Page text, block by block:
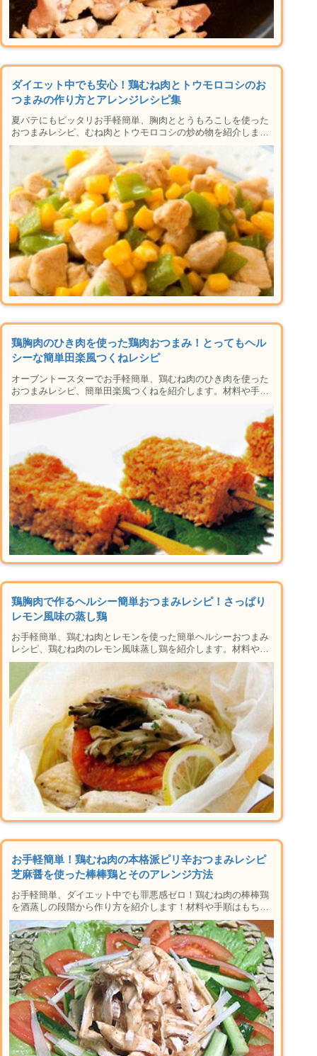
ダイエット中でも安心！鶏むね肉とトウモロコシのお
つまみの作り方とアレンジレシピ集
夏バテにもピッタリお手軽簡単、胸肉ととうもろこしを使った
おつまみレシピ、むね肉とトウモロコシの炒め物を紹介しま
す。材料や手順はもちろん、焼き方や下準備のコツ、無限に広
がるアレンジレシピ、保存方法など楽しい晩酌タイムに必要な
情報が盛りだくさん。レンジがあれば家で本格居酒屋鶏肉おつ
まみメニューができちゃう人気のシリーズです！
鶏胸肉のひき肉を使った鶏肉おつまみ！とってもヘル
シーな簡単田楽風つくねレシピ
オーブントースターでお手軽簡単、鶏むね肉のひき肉を使った
おつまみレシピ、簡単田楽風つくねを紹介します。材料や手順
はもちろん、焼き方や下準備のコツ、無限に広がるアレンジレ
シピ、保存方法など楽しい晩酌タイムに必要な情報が盛りだく
さん。田楽の由来や起源も説明！トースターがあれば家で本格
居酒屋メニューができちゃう人気のシリーズです！
鶏胸肉で作るヘルシー簡単おつまみレシピ！さっぱり
レモン風味の蒸し鶏
お手軽簡単、鶏むね肉とレモンを使った簡単ヘルシーおつまみ
レシピ、鶏むね肉のレモン風味蒸し鶏を紹介します。材料や手
順はもちろん、蒸し方や下準備のコツ、アレンジレシピ、おつ
まみに合うお酒の紹介など楽しい晩酌タイムに必要な情報が盛
りだくさん。おかずにも使えるレシピなの晩御飯にもおすすめ
♪
お手軽簡単！鶏むね肉の本格派ピリ辛おつまみレシピ
芝麻醤を使った棒棒鶏とそのアレンジ方法
お手軽簡単、ダイエット中でも罪悪感ゼロ！鶏むね肉の棒棒鶏
を酒蒸しの段階から作り方を紹介します！材料や手順はもちろ
ん、下準備のコツ、アレンジレシピ、おつまみに合うお酒の紹
介など楽しい晩酌タイムに必要な情報が盛りだくさん。おかず
にも使えるレシピなの晩御飯にもおすすめ♪家で本格居酒屋メ
ニューができちゃう人気のシリーズです！